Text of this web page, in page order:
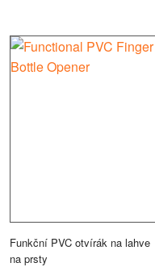
Funkční PVC otvírák na lahve
na prsty